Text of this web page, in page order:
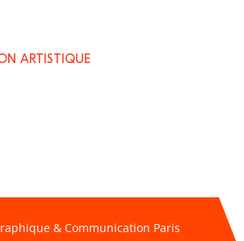
ARTISTIQUE
& Communication Paris